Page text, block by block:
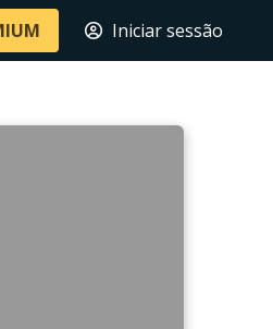
Iniciar sessão